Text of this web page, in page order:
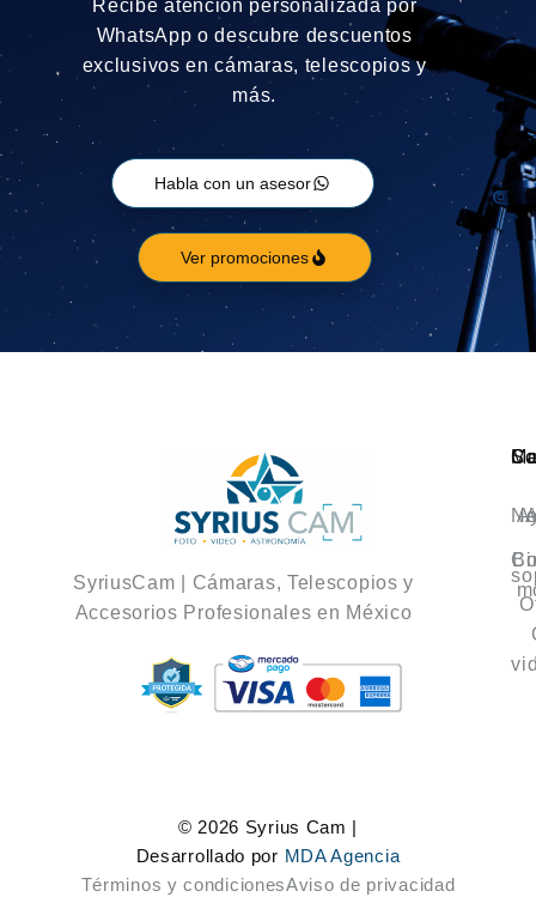
Recibe atención personalizada por
WhatsApp o descubre descuentos
exclusivos en cámaras, telescopios y
más.
Habla con un asesor
Ver promociones
SyriusCam | Cámaras, Telescopios y
Accesorios Profesionales en México
© 2026 Syrius Cam |
Desarrollado por MDA Agencia
Términos y condicionesAviso de privacidad